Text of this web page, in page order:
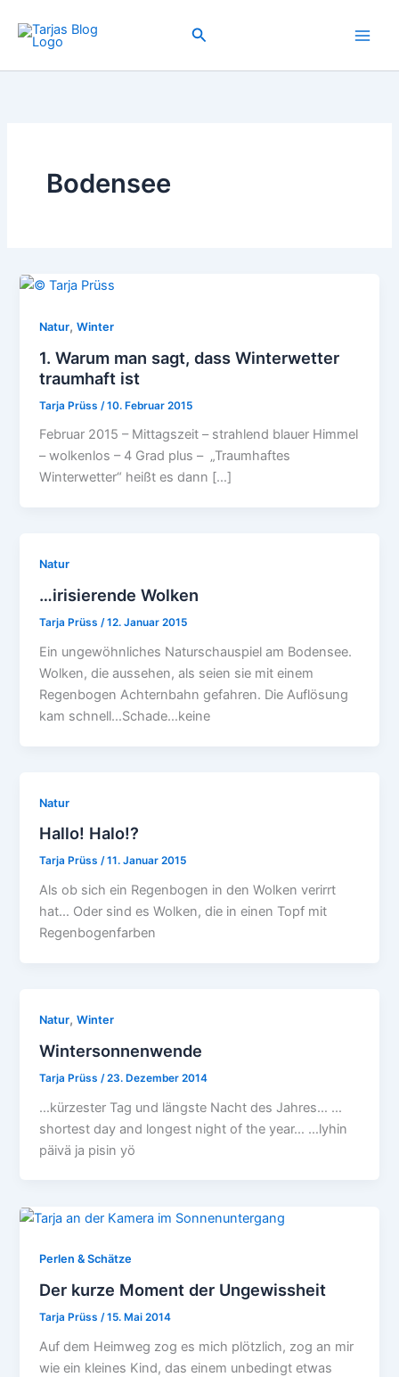
Inhalt
springen
Suchen
Bodensee
Natur,Winter
1. Warum man sagt, dass Winterwetter
traumhaft ist
Tarja Prüss /10. Februar 2015
Februar 2015 – Mittagszeit – strahlend blauer Himmel
– wolkenlos – 4 Grad plus – „Traumhaftes
Winterwetter“ heißt es dann […]
Natur
…irisierende Wolken
Tarja Prüss/12. Januar 2015
Ein ungewöhnliches Naturschauspiel am Bodensee.
Wolken, die aussehen, als seien sie mit einem
Regenbogen Achternbahn gefahren. Die Auflösung
kam schnell…Schade…keine
Natur
Hallo! Halo!?
Tarja Prüss/11. Januar 2015
Als ob sich ein Regenbogen in den Wolken verirrt
hat… Oder sind es Wolken, die in einen Topf mit
Regenbogenfarben
Natur,Winter
Wintersonnenwende
Tarja Prüss /23. Dezember 2014
…kürzester Tag und längste Nacht des Jahres… …
shortest day and longest night of the year… …lyhin
päivä ja pisin yö
Perlen & Schätze
Der kurze Moment der Ungewissheit
Tarja Prüss/15. Mai 2014
Auf dem Heimweg zog es mich plötzlich, zog an mir
wie ein kleines Kind, das einem unbedingt etwas